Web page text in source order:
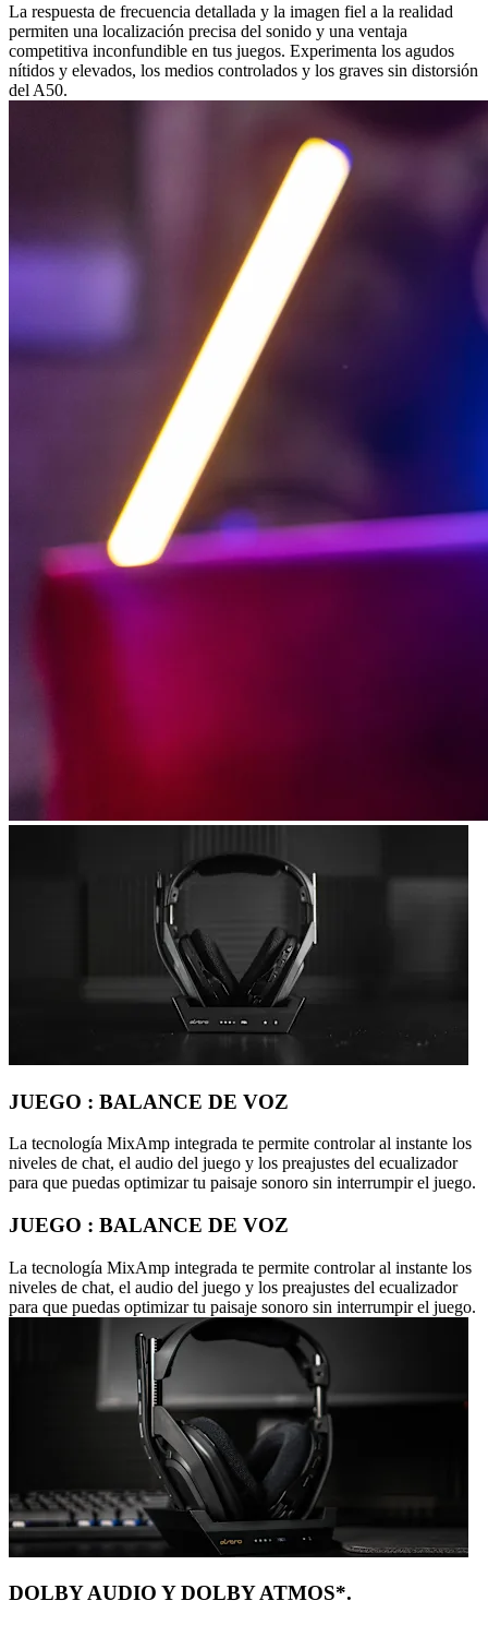
La respuesta de frecuencia detallada y la imagen fiel a la realidad
permiten una localización precisa del sonido y una ventaja
competitiva inconfundible en tus juegos. Experimenta los agudos
nítidos y elevados, los medios controlados y los graves sin distorsión
del A50.
JUEGO : BALANCE DE VOZ
La tecnología MixAmp integrada te permite controlar al instante los
niveles de chat, el audio del juego y los preajustes del ecualizador
para que puedas optimizar tu paisaje sonoro sin interrumpir el juego.
JUEGO : BALANCE DE VOZ
La tecnología MixAmp integrada te permite controlar al instante los
niveles de chat, el audio del juego y los preajustes del ecualizador
para que puedas optimizar tu paisaje sonoro sin interrumpir el juego.
DOLBY AUDIO Y DOLBY ATMOS*.